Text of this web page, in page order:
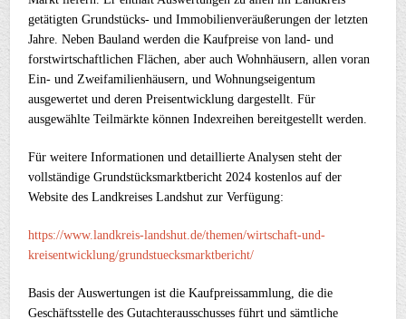
getätigten Grundstücks- und Immobilienveräußerungen der letzten
Jahre. Neben Bauland werden die Kaufpreise von land- und
forstwirtschaftlichen Flächen, aber auch Wohnhäusern, allen voran
Ein- und Zweifamilienhäusern, und Wohnungseigentum
ausgewertet und deren Preisentwicklung dargestellt. Für
ausgewählte Teilmärkte können Indexreihen bereitgestellt werden.
Für weitere Informationen und detaillierte Analysen steht der
vollständige Grundstücksmarktbericht 2024 kostenlos auf der
Website des Landkreises Landshut zur Verfügung:
https://www.landkreis-landshut.de/themen/wirtschaft-und-
kreisentwicklung/grundstuecksmarktbericht/
Basis der Auswertungen ist die Kaufpreissammlung, die die
Geschäftsstelle des Gutachterausschusses führt und sämtliche